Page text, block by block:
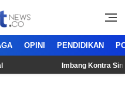
Bangsa
OPINI PENDIDIKAN
Imbang Kontra